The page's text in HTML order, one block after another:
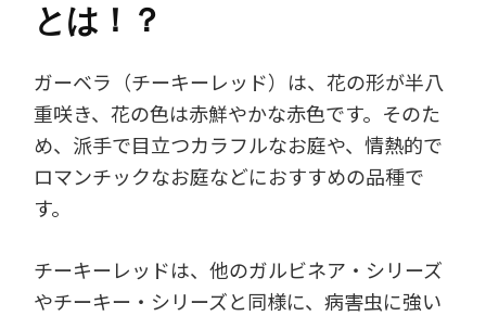
とは！？
ガーベラ（チーキーレッド）は、花の形が半八
重咲き、花の色は赤鮮やかな赤色です。そのた
め、派手で目立つカラフルなお庭や、情熱的で
ロマンチックなお庭などにおすすめの品種で
す。
チーキーレッドは、他のガルビネア・シリーズ
やチーキー・シリーズと同様に、病害虫に強い